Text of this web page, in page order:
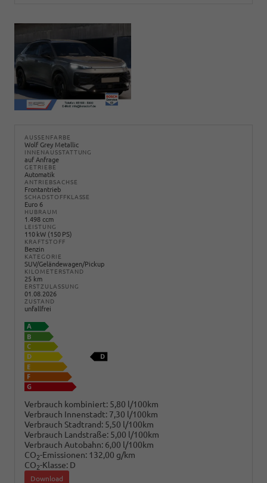
AUSSENFARBE
Wolf Grey Metallic
INNENAUSSTATTUNG
auf Anfrage
GETRIEBE
Automatik
ANTRIEBSACHSE
Frontantrieb
SCHADSTOFFKLASSE
Euro 6
HUBRAUM
1.498 ccm
LEISTUNG
110 kW (150 PS)
KRAFTSTOFF
Benzin
KATEGORIE
SUV/Geländewagen/Pickup
KILOMETERSTAND
25 km
ERSTZULASSUNG
01.08.2026
ZUSTAND
unfallfrei
Verbrauch kombiniert: 5,80 l/100km
Verbrauch Innenstadt: 7,30 l/100km
Verbrauch Stadtrand: 5,50 l/100km
Verbrauch Landstraße: 5,00 l/100km
Verbrauch Autobahn: 6,00 l/100km
CO2-Emissionen: 132,00 g/km
CO2-Klasse: D
Download